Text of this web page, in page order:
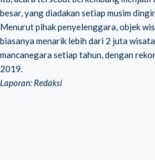
besar, yang diadakan setiap musim
Menurut pihak penyelenggara, objek
biasanya menarik lebih dari 2 juta
mancanegara setiap tahun, dengan
2019.
Laporan: Redaksi